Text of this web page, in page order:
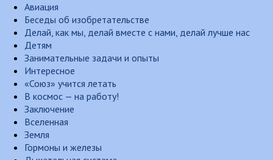
Авиация
Беседы об изобретательстве
Делай, как мы, делай вместе с нами, делай лучше нас
Детям
Занимательные задачи и опыты
Интересное
«Союз» учится летать
В космос — на работу!
Заключение
Вселенная
Земля
Гормоны и железы